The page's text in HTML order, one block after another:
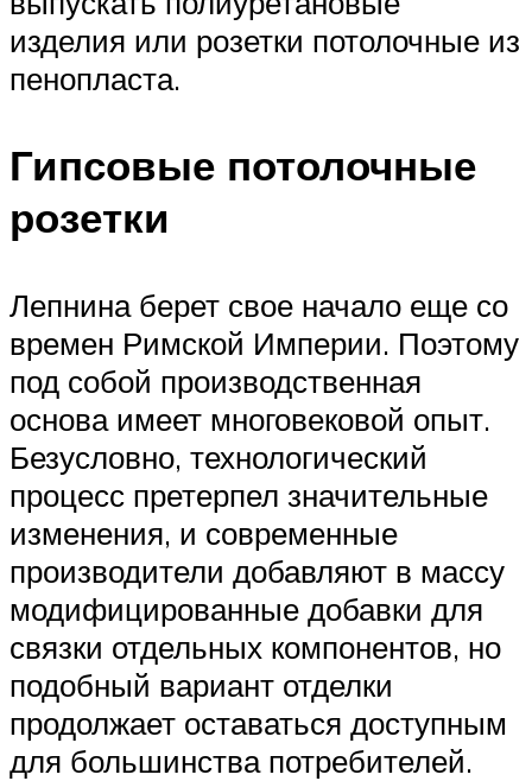
изделия или розетки потолочные из
пенопласта.
Гипсовые потолочные
розетки
Лепнина берет свое начало еще со
времен Римской Империи. Поэтому
под собой производственная
основа имеет многовековой опыт.
Безусловно, технологический
процесс претерпел значительные
изменения, и современные
производители добавляют в массу
модифицированные добавки для
связки отдельных компонентов, но
подобный вариант отделки
продолжает оставаться доступным
для большинства потребителей.